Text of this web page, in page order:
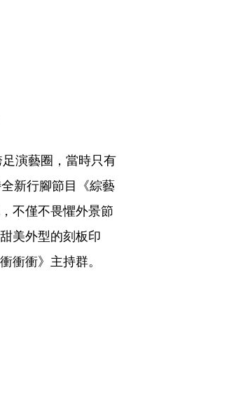
演藝圈，當時只有
新行腳節目《綜藝
不僅不畏懼外景節
美外型的刻板印
衝衝》主持群。